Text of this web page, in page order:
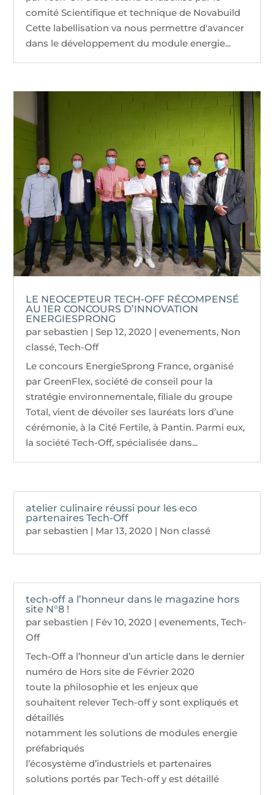
comité Scientifique et technique de Novabuild
Cette labellisation va nous permettre d'avancer
dans le développement du module energie...
LE NEOCEPTEUR TECH-OFF RÉCOMPENSÉ
AU 1ER CONCOURS D’INNOVATION
ENERGIESPRONG
parsebastien |Sep 12, 2020 |evenements, Non
classé,Tech-Off
Le concours EnergieSprong France, organisé
par GreenFlex, société de conseil pour la
stratégie environnementale, filiale du groupe
Total, vient de dévoiler ses lauréats lors d’une
cérémonie, à la Cité Fertile, à Pantin. Parmi eux,
la société Tech-Off, spécialisée dans...
atelier culinaire réussi pour les eco
partenaires Tech-Off
parsebastien | Mar 13, 2020 | Non classé
tech-off a l’honneur dans le magazine hors
site N°8 !
parsebastien | Fév 10, 2020 |evenements,Tech-
Off
Tech-Off a l’honneur d’un article dans le dernier
numéro de Hors site de Février 2020
toute la philosophie et les enjeux que
souhaitent relever Tech-off y sont expliqués et
détaillés
notamment les solutions de modules energie
préfabriqués
l’écosystème d’industriels et partenaires
solutions portés par Tech-off y est détaillé